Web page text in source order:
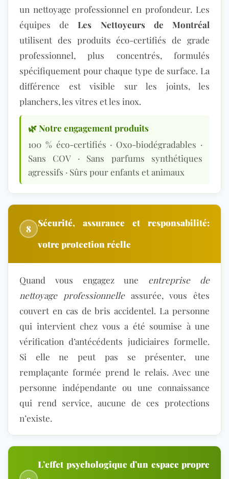
un nettoyage professionnel en profondeur. Les
équipes deLes Nettoyeurs de Montréal
utilisent des produits éco-certifiés de grade
professionnel, plus concentrés, formulés
spécifiquement pour chaque type de surface. La
différence est visible sur les joints, les
planchers, les vitres et les inox.
🌿 Notre engagement produits
100 % éco-certifiés · Oxo-biodégradables ·
Sans COV · Sans parfums synthétiques
agressifs · Sûrs pour enfants et animaux
8
Sécurité, assurance et responsabilité:
votre protection réelle
Quand vous engagezune entreprise de
nettoyage professionnelleassurée, vous êtes
couvert en cas de bris accidentel. La personne
qui intervient chez vous a été soumise à une
vérification d’antécédents judiciaires formelle.
Si elle ne peut pas se présenter, une
remplaçante formée prend le relais. Avec une
personne indépendante ou une connaissance
qui rend service, aucune de ces protections
n’existe.
L’effet psychologique d’un espace propre